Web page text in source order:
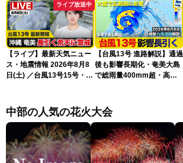
ライブ放送中
【ライブ】最新天気ニュー
ス・地震情報 2026年8月8
日(土) ／台風13号15号・ゲ
ニュースLiVEイブニング・
小川千奈／芳野達郎〉
【台風13号 進路解説】通過
後も影響長期化・奄美大島
で総雨量400mm超・高波
中部の人気の花火大会